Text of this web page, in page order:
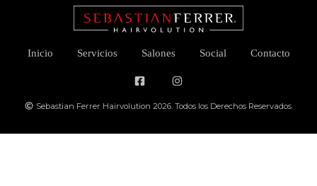
Inicio Servicios Salones Social Contacto
Sebastian Ferrer Hairvolution 2026. Todos los Derechos Reservados.